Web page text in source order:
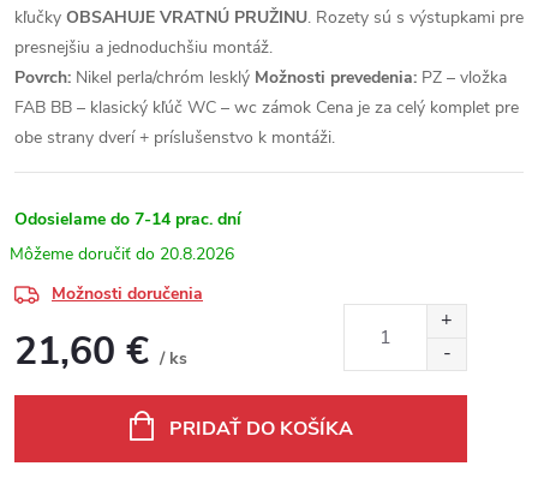
kľučky OBSAHUJE VRATNÚ PRUŽINU. Rozety sú s výstupkami pre
presnejšiu a jednoduchšiu montáž.
Povrch: Nikel perla/chróm lesklý Možnosti prevedenia: PZ – vložka
FAB BB – klasický kľúč WC – wc zámok Cena je za celý komplet pre
obe strany dverí + príslušenstvo k montáži.
Odosielame do 7-14 prac. dní
20.8.2026
Možnosti doručenia
21,60 € / ks
PRIDAŤ DO KOŠÍKA